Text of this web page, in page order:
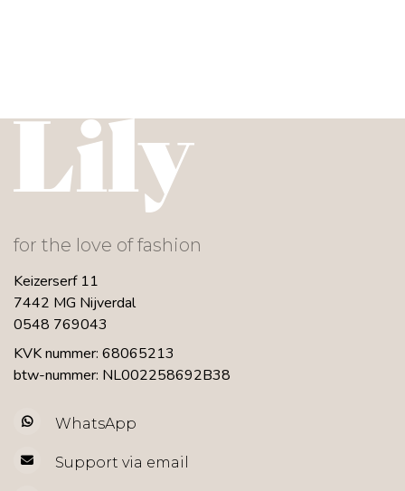
for the love of fashion
Keizerserf 11
7442 MG Nijverdal
0548 769043
KVK nummer: 68065213
btw-nummer: NL002258692B38
WhatsApp
Support via email